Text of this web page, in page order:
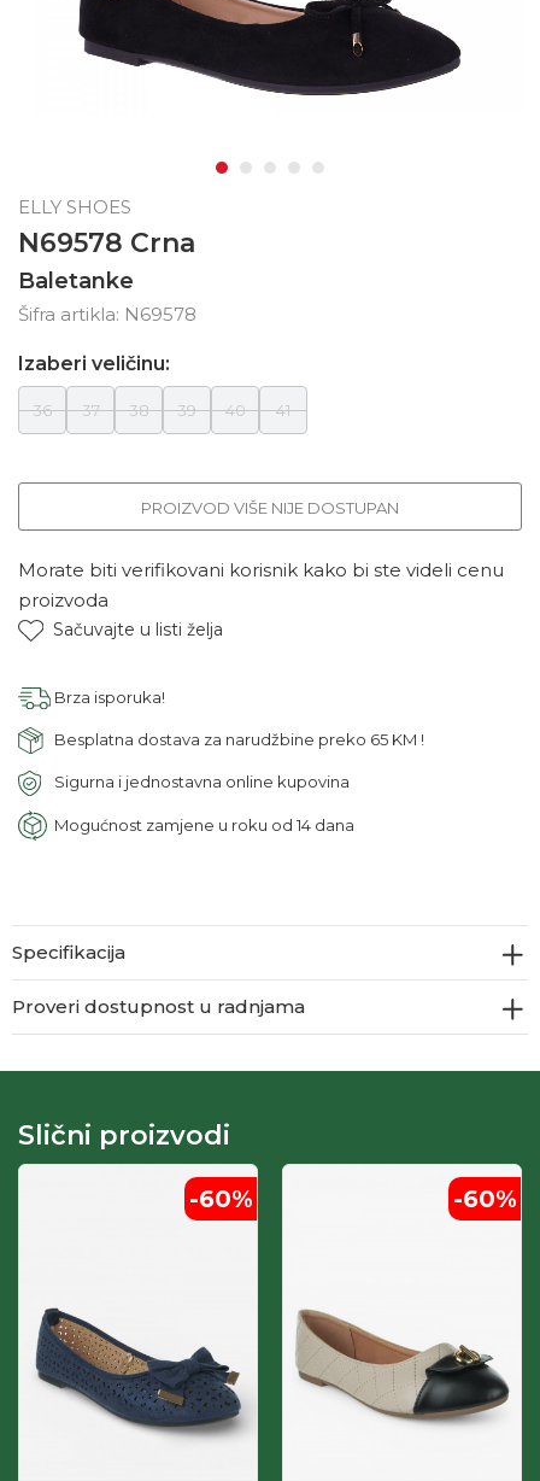
ELLY SHOES
N69578 Crna
Baletanke
Šifra artikla: N69578
Izaberi veličinu:
36 37 38 39 40 41
PROIZVOD VIŠE NIJE DOSTUPAN
Morate biti verifikovani korisnik kako bi ste videli cenu
proizvoda
Sačuvajte u listi želja
Brza isporuka!
Besplatna dostava za narudžbine preko 65 KM !
Sigurna i jednostavna online kupovina
Mogućnost zamjene u roku od 14 dana
Specifikacija
Proveri dostupnost u radnjama
Slični proizvodi
-60% -60%